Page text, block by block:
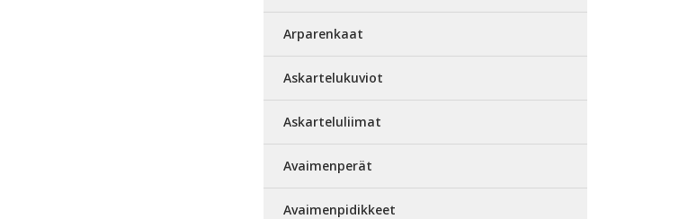
Arparenkaat
Askartelukuviot
Askarteluliimat
Avaimenperät
Avaimenpidikkeet